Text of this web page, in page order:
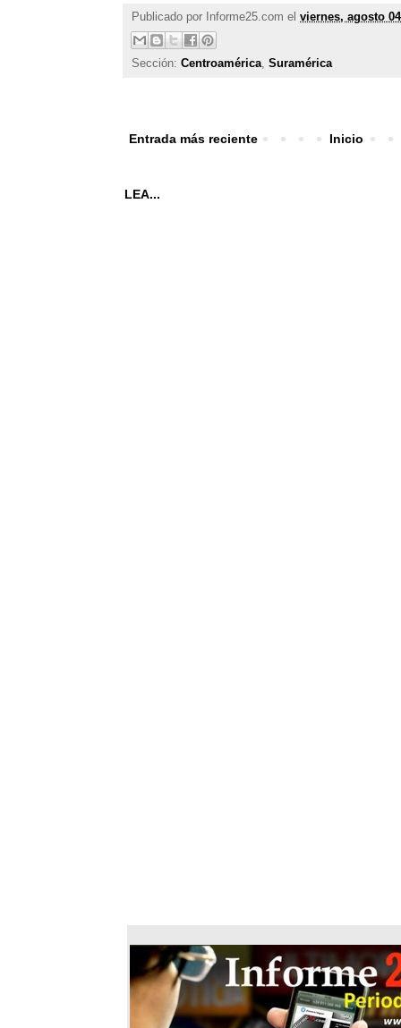
Publicado por Informe25.com el viernes, agosto
Sección: Centroamérica, Suramérica
Entrada más reciente Inicio
LEA...